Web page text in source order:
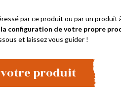
par ce produit ou par un produit
la configuration de votre propre
et laissez vous guider !
produit